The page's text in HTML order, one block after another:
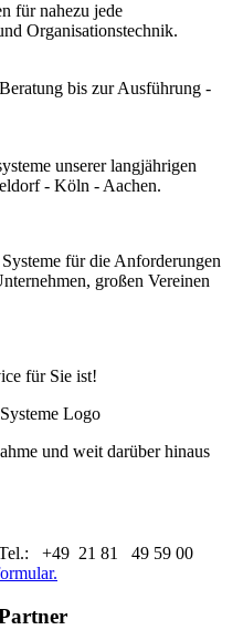
für nahezu jede
Organisationstechnik.
bis zur Ausführung -
unserer langjährigen
- Köln - Aachen.
für die Anforderungen
großen Vereinen
für Sie ist!
und weit darüber hinaus
+49 21 81 49 59 00